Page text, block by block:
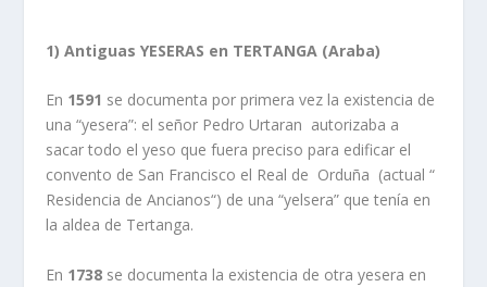
1) Antiguas YESERAS en TERTANGA (Araba)
En 1591 se documenta por primera vez la existencia de
una “yesera”: el señor Pedro Urtaran autorizaba a
sacar todo el yeso que fuera preciso para edificar el
convento de San Francisco el Real de Orduña (actual “
Residencia de Ancianos“) de una “yelsera” que tenía en
la aldea de Tertanga.
En 1738 se documenta la existencia de otra yesera en